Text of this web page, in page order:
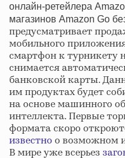
онлайн-ретейлера
магазинов Amazon Go
предусматривает
мобильного
смартфон к турникету
снимается
банковской карты.
им продуктах будет
на основе машинного
интеллекта. Первые
формата скоро
известноо возможном
В мире уже всерьез